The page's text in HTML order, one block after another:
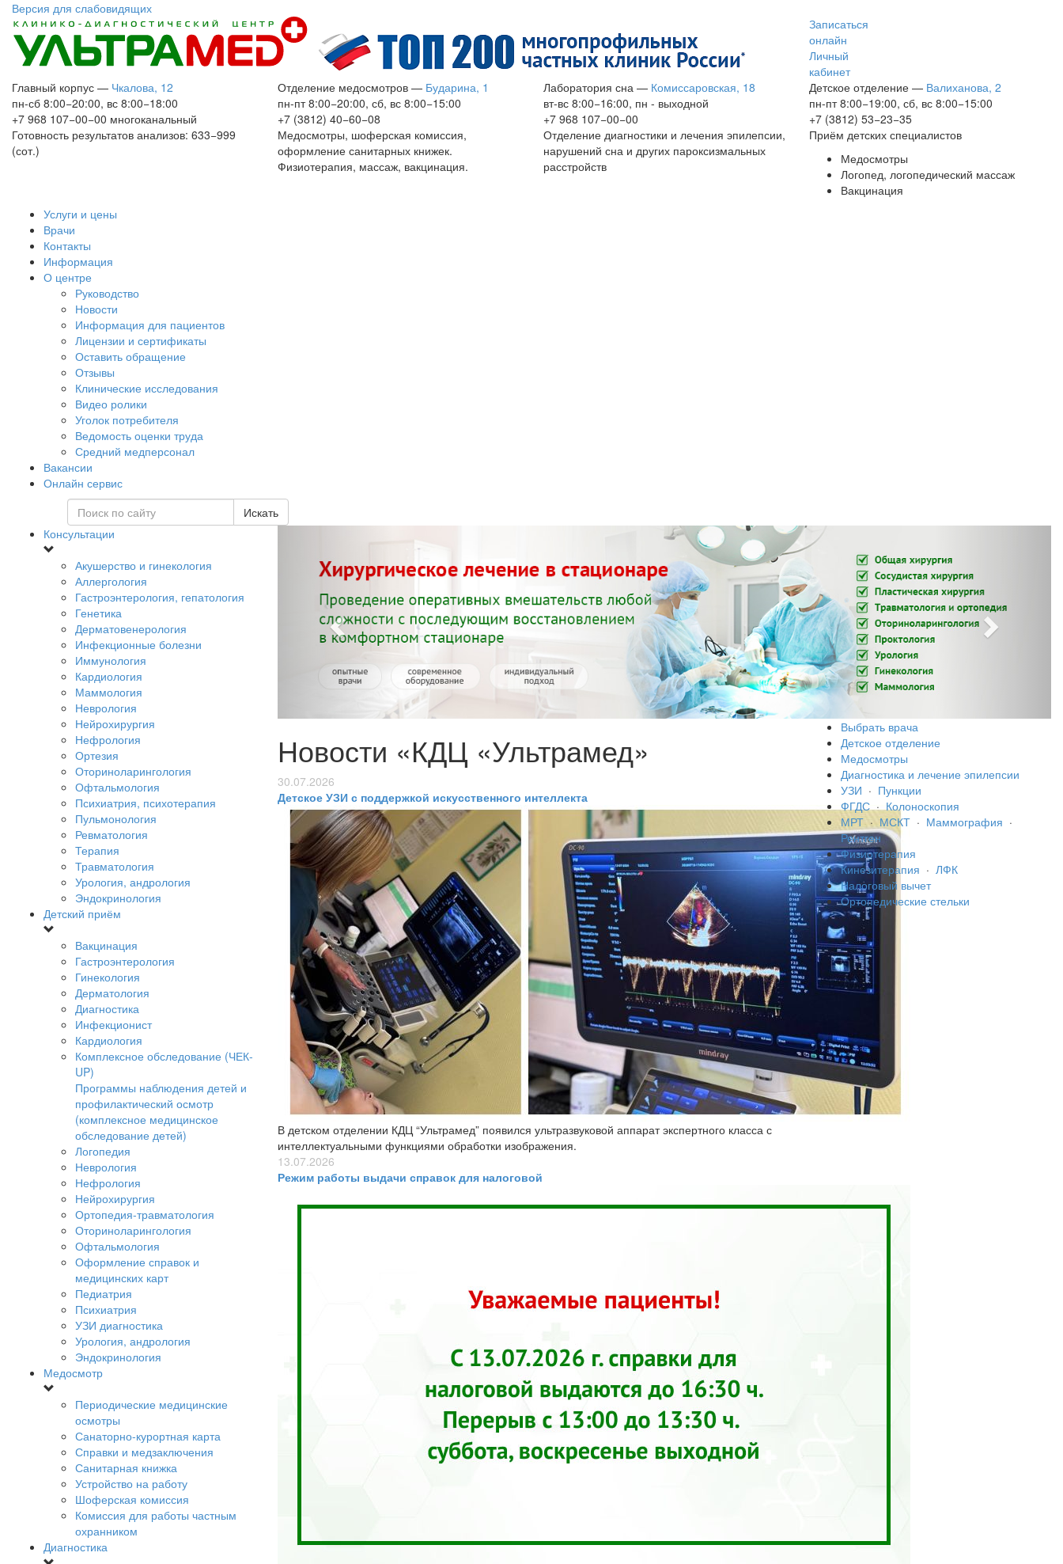
Версия для слабовидящих
Записаться
онлайн
Личный
кабинет
Главный корпус — Чкалова, 12
пн-сб 8:00−20:00, вс 8:00−18:00
+7 968 107−00−00 многоканальный
Готовность результатов анализов: 633−999
(сот.)
Отделение медосмотров — Бударина, 1
пн-пт 8:00−20:00, сб, вс 8:00−15:00
+7 (3812) 40−60−08
Медосмотры, шоферская комиссия,
оформление санитарных книжек.
Физиотерапия, массаж, вакцинация.
Лаборатория сна — Комиссаровская, 18
вт-вс 8:00−16:00, пн - выходной
+7 968 107−00−00
Отделение диагностики и лечения эпилепсии,
нарушений сна и других пароксизмальных
расстройств
Детское отделение — Валиханова, 2
пн-пт 8:00−19:00, сб, вс 8:00−15:00
+7 (3812) 53−23−35
Приём детских специалистов
Медосмотры
Логопед, логопедический массаж
Вакцинация
Услуги и цены
Врачи
Контакты
Информация
О центре
Руководство
Новости
Информация для пациентов
Лицензии и сертификаты
Оставить обращение
Отзывы
Клинические исследования
Видео ролики
Уголок потребителя
Ведомость оценки труда
Средний медперсонал
Вакансии
Онлайн сервис
Искать
Консультации
Акушерство и гинекология
Аллергология
Гастроэнтерология, гепатология
Генетика
Дерматовенерология
Инфекционные болезни
Иммунология
Кардиология
Маммология
Неврология
Нейрохирургия
Нефрология
Ортезия
Оториноларингология
Офтальмология
Психиатрия, психотерапия
Пульмонология
Ревматология
Терапия
Травматология
Урология, андрология
Эндокринология
Детский приём
Вакцинация
Гастроэнтерология
Гинекология
Дерматология
Диагностика
Инфекционист
Кардиология
Комплексное обследование (ЧЕК-
UP)
Программы наблюдения детей и
профилактический осмотр
(комплексное медицинское
обследование детей)
Логопедия
Неврология
Нефрология
Нейрохирургия
Ортопедия-травматология
Оториноларингология
Офтальмология
Оформление справок и
медицинских карт
Педиатрия
Психиатрия
УЗИ диагностика
Урология, андрология
Эндокринология
Медосмотр
Периодические медицинские
осмотры
Санаторно-курортная карта
Справки и медзаключения
Санитарная книжка
Устройство на работу
Шоферская комиссия
Комиссия для работы частным
охранником
Диагностика
Новости «КДЦ «Ультрамед»
30.07.2026
Детское УЗИ с поддержкой искусственного интеллекта
В детском отделении КДЦ “Ультрамед” появился ультразвуковой аппарат экспертного класса с
интеллектуальными функциями обработки изображения.
13.07.2026
Режим работы выдачи справок для налоговой
Выбрать врача
Детское отделение
Медосмотры
Диагностика и лечение эпилепсии
УЗИ · Пункции
ФГДС·Колоноскопия
МРТ· МСКТ · Маммография ·
Рентген
Физиотерапия
Кинезитерапия · ЛФК
Налоговый вычет
Ортопедические стельки